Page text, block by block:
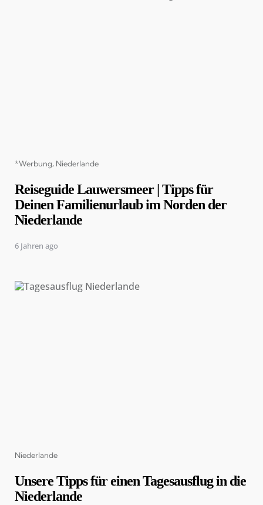
Categories
*Werbung Niederlande
Reiseguide Lauwersmeer | Tipps für
Deinen Familienurlaub im Norden der
Niederlande
6 Jahren ago
Categories
Niederlande
Unsere Tipps für einen Tagesausflug in die
Niederlande